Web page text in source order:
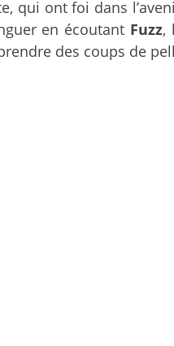
qui ont foi dans
en écoutant Fuzz,
des coups de